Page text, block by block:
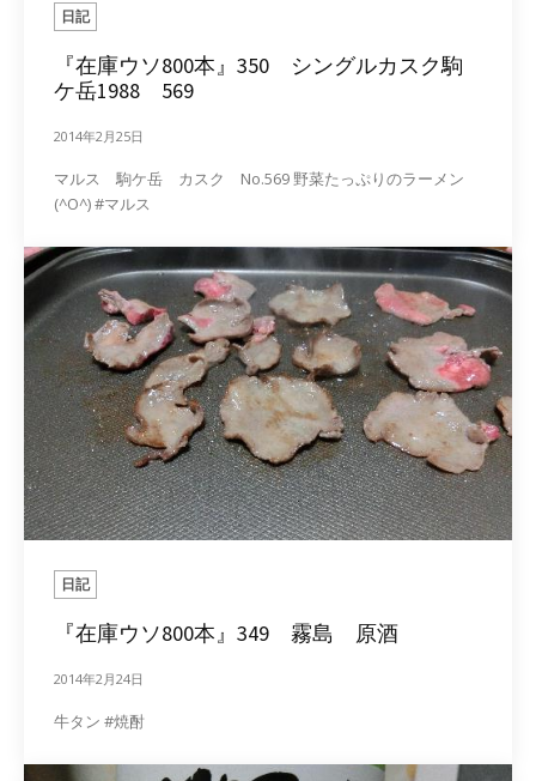
日記
『在庫ウソ800本』350 シングルカスク駒
ケ岳1988 569
2014年2月25日
マルス 駒ケ岳 カスク No.569 野菜たっぷりのラーメン
(^O^) #マルス
日記
『在庫ウソ800本』349 霧島 原酒
2014年2月24日
牛タン #焼酎